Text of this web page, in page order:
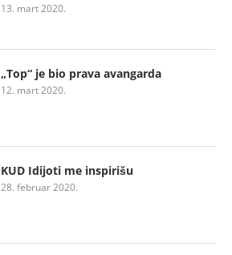
13. mart 2020.
„Top“ je bio prava avangarda
12. mart 2020.
KUD Idijoti me inspirišu
28. februar 2020.